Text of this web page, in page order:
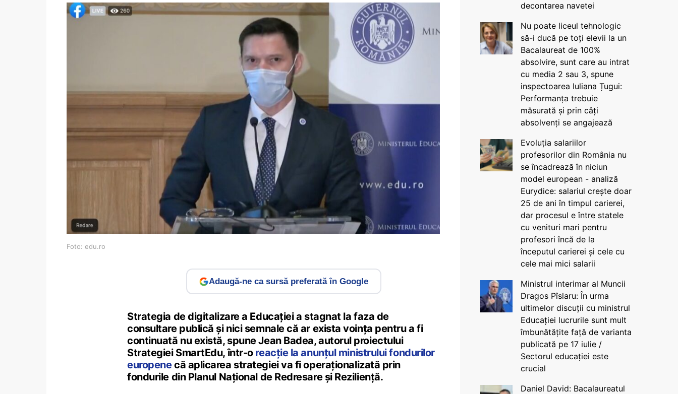
Foto: edu.ro
Adaugă-ne ca sursă preferată în Google
Strategia de digitalizare a Educației a stagnat la faza de
consultare publică și nici semnale că ar exista voința pentru a fi
continuată nu există, spune Jean Badea, autorul proiectului
Strategiei SmartEdu, într-o reacție la anunțul ministrului fondurilor
europenecă aplicarea strategiei va fi operaționalizată prin
fondurile din Planul Național de Redresare și Reziliență.
decontarea navetei
Nu poate liceul tehnologic
să-i ducă pe toți elevii la un
Bacalaureat de 100%
absolvire, sunt care au intrat
cu media 2 sau 3, spune
inspectoarea Iuliana Țugui:
Performanța trebuie
măsurată și prin câți
absolvenți se angajează
Evoluția salariilor
profesorilor din România nu
se încadrează în niciun
model european - analiză
Eurydice: salariul crește doar
25 de ani în timpul carierei,
dar procesul e între statele
cu venituri mari pentru
profesori încă de la
începutul carierei și cele cu
cele mai mici salarii
Ministrul interimar al Muncii
Dragos Pîslaru: În urma
ultimelor discuții cu ministrul
Educației lucrurile sunt mult
îmbunătățite față de varianta
publicată pe 17 iulie /
Sectorul educației este
crucial
Daniel David: Bacalaureatul